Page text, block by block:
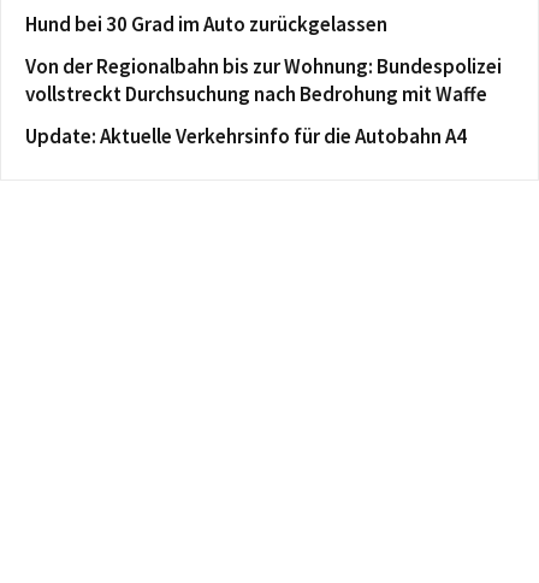
Hund bei 30 Grad im Auto zurückgelassen
Von der Regionalbahn bis zur Wohnung: Bundespolizei
vollstreckt Durchsuchung nach Bedrohung mit Waffe
Update: Aktuelle Verkehrsinfo für die Autobahn A4